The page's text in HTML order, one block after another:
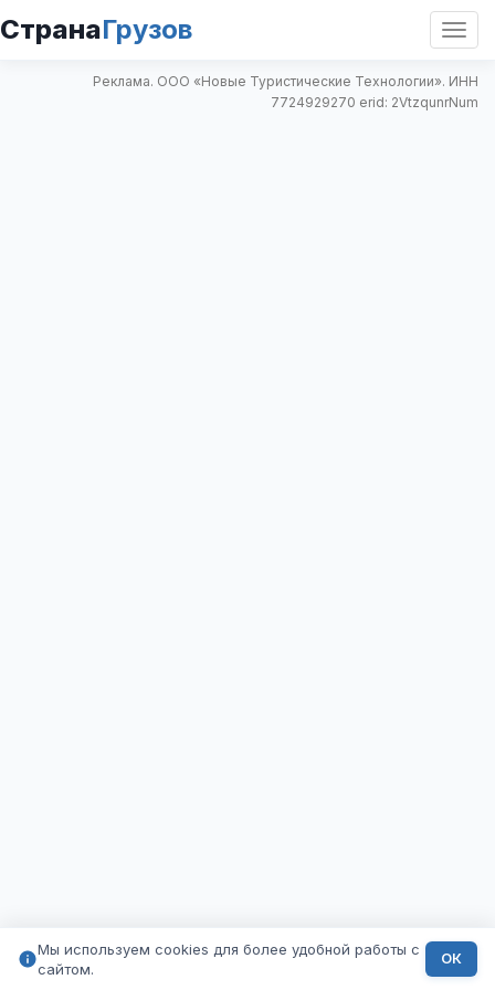
СтранаГрузов
Реклама. ООО «Новые Туристические Технологии». ИНН
7724929270 erid: 2VtzqunrNum
Мы используем cookies для более удобной работы с
сайтом.
ОК